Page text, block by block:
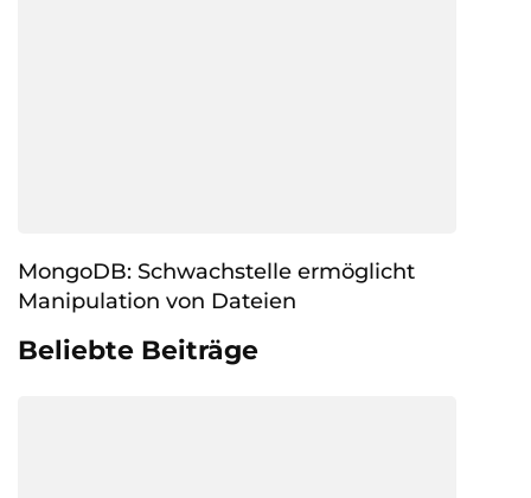
MongoDB: Schwachstelle ermöglicht
Manipulation von Dateien
Beliebte Beiträge